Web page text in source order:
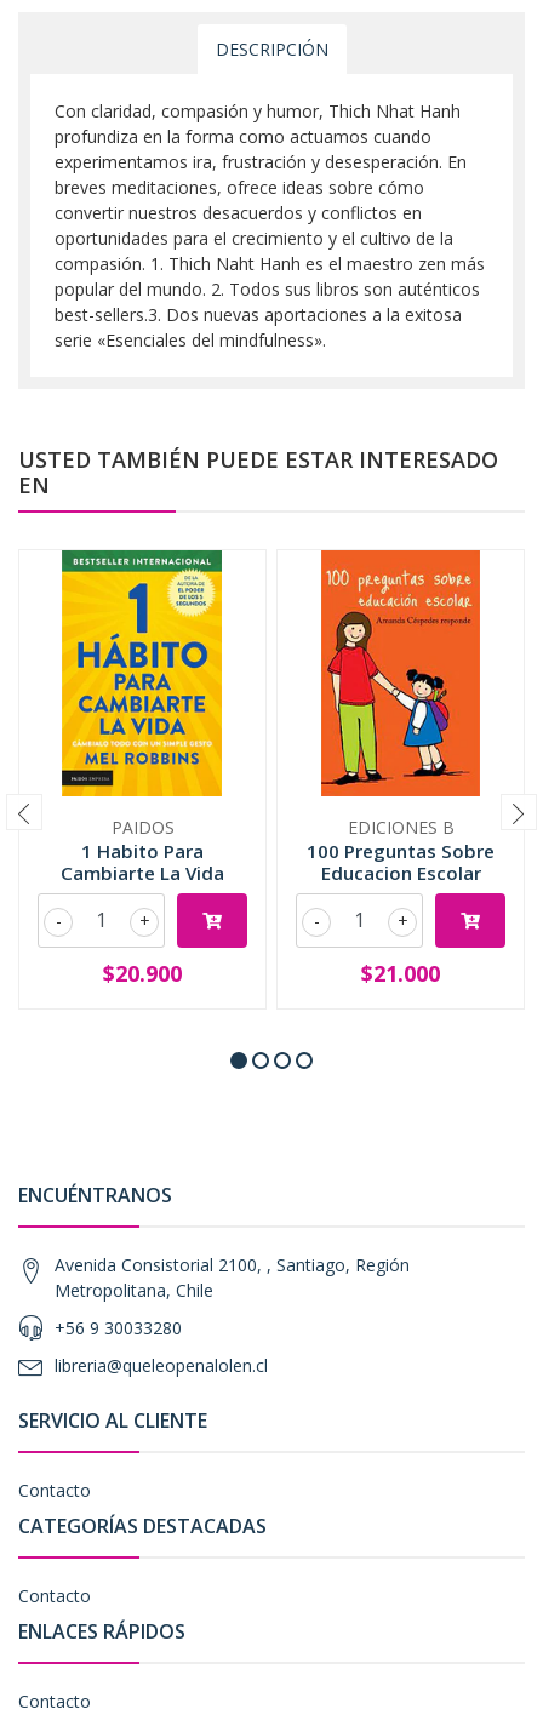
DESCRIPCIÓN
Con claridad, compasión y humor, Thich Nhat Hanh
profundiza en la forma como actuamos cuando
experimentamos ira, frustración y desesperación. En
breves meditaciones, ofrece ideas sobre cómo
convertir nuestros desacuerdos y conflictos en
oportunidades para el crecimiento y el cultivo de la
compasión. 1. Thich Naht Hanh es el maestro zen más
popular del mundo. 2. Todos sus libros son auténticos
best-sellers.3. Dos nuevas aportaciones a la exitosa
serie «Esenciales del mindfulness».
USTED TAMBIÉN PUEDE ESTAR INTERESADO
EN
PAIDOS
1 Habito Para
Cambiarte La Vida
+
-
$20.900
EDICIONES B
100 Preguntas Sobre
Educacion Escolar
+
-
$21.000
ENCUÉNTRANOS
Avenida Consistorial 2100, , Santiago, Región
Metropolitana, Chile
+56 9 30033280
libreria@queleopenalolen.cl
SERVICIO AL CLIENTE
Contacto
CATEGORÍAS DESTACADAS
Contacto
ENLACES RÁPIDOS
Contacto